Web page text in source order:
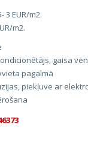
3 EUR/m2.
m2.
gaisa
pagalmā
piekļuve ar